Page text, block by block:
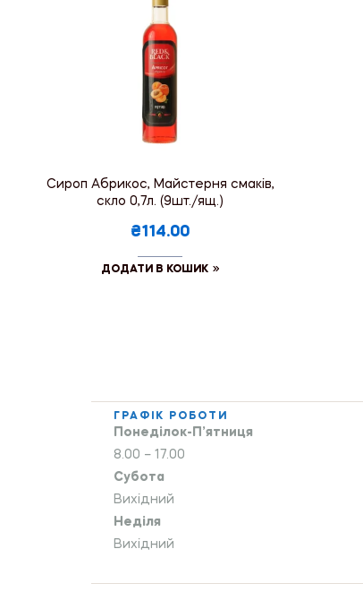
Сироп Абрикос, Майстерня смаків,
скло 0,7л. (9шт./ящ.)
₴114.00
ДОДАТИ В КОШИК
ГРАФІК РОБОТИ
Понеділок-П’ятниця
8.00 – 17.00
Субота
Вихідний
Неділя
Вихідний